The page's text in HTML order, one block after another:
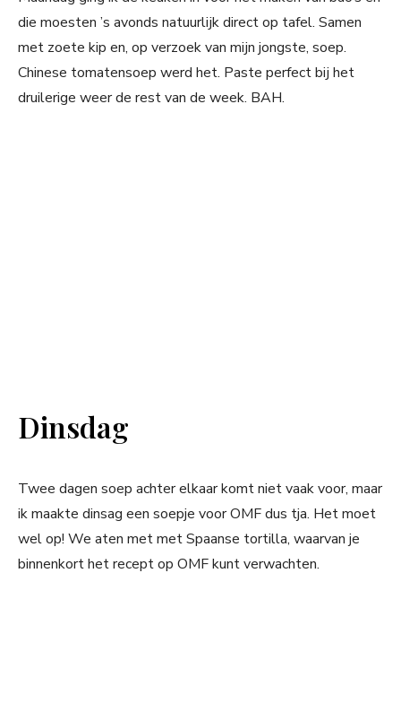
die moesten ’s avonds natuurlijk direct op tafel. Samen
met zoete kip en, op verzoek van mijn jongste, soep.
Chinese tomatensoep werd het. Paste perfect bij het
druilerige weer de rest van de week. BAH.
Dinsdag
Twee dagen soep achter elkaar komt niet vaak voor, maar
ik maakte dinsag een soepje voor OMF dus tja. Het moet
wel op! We aten met met Spaanse tortilla, waarvan je
binnenkort het recept op OMF kunt verwachten.